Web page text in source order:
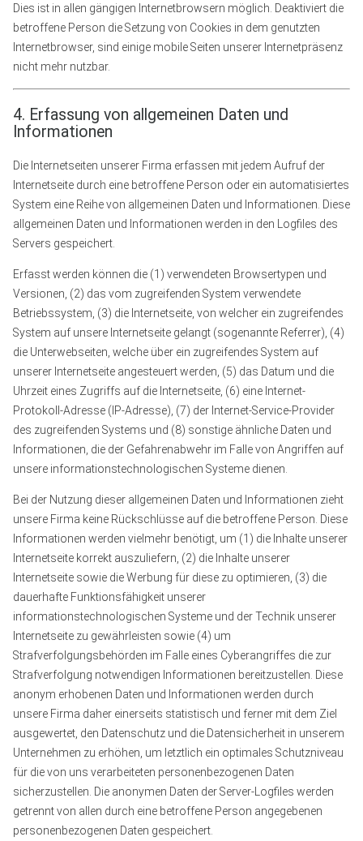
Dies ist in allen gängigen Internetbrowsern möglich. Deaktiviert die
betroffene Person die Setzung von Cookies in dem genutzten
Internetbrowser, sind einige mobile Seiten unserer Internetpräsenz
nicht mehr nutzbar.
4. Erfassung von allgemeinen Daten und
Informationen
Die Internetseiten unserer Firma erfassen mit jedem Aufruf der
Internetseite durch eine betroffene Person oder ein automatisiertes
System eine Reihe von allgemeinen Daten und Informationen. Diese
allgemeinen Daten und Informationen werden in den Logfiles des
Servers gespeichert.
Erfasst werden können die (1) verwendeten Browsertypen und
Versionen, (2) das vom zugreifenden System verwendete
Betriebssystem, (3) die Internetseite, von welcher ein zugreifendes
System auf unsere Internetseite gelangt (sogenannte Referrer), (4)
die Unterwebseiten, welche über ein zugreifendes System auf
unserer Internetseite angesteuert werden, (5) das Datum und die
Uhrzeit eines Zugriffs auf die Internetseite, (6) eine Internet-
Protokoll-Adresse (IP-Adresse), (7) der Internet-Service-Provider
des zugreifenden Systems und (8) sonstige ähnliche Daten und
Informationen, die der Gefahrenabwehr im Falle von Angriffen auf
unsere informationstechnologischen Systeme dienen.
Bei der Nutzung dieser allgemeinen Daten und Informationen zieht
unsere Firma keine Rückschlüsse auf die betroffene Person. Diese
Informationen werden vielmehr benötigt, um (1) die Inhalte unserer
Internetseite korrekt auszuliefern, (2) die Inhalte unserer
Internetseite sowie die Werbung für diese zu optimieren, (3) die
dauerhafte Funktionsfähigkeit unserer
informationstechnologischen Systeme und der Technik unserer
Internetseite zu gewährleisten sowie (4) um
Strafverfolgungsbehörden im Falle eines Cyberangriffes die zur
Strafverfolgung notwendigen Informationen bereitzustellen. Diese
anonym erhobenen Daten und Informationen werden durch
unsere Firma daher einerseits statistisch und ferner mit dem Ziel
ausgewertet, den Datenschutz und die Datensicherheit in unserem
Unternehmen zu erhöhen, um letztlich ein optimales Schutzniveau
für die von uns verarbeiteten personenbezogenen Daten
sicherzustellen. Die anonymen Daten der Server-Logfiles werden
getrennt von allen durch eine betroffene Person angegebenen
personenbezogenen Daten gespeichert.